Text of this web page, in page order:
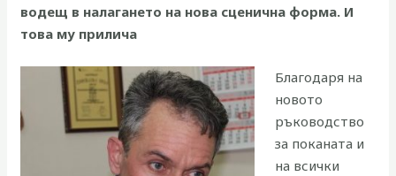
водещ в налагането на нова сценична форма. И
това му прилича
Благодаря на
новото
ръководство
за поканата и
на всички